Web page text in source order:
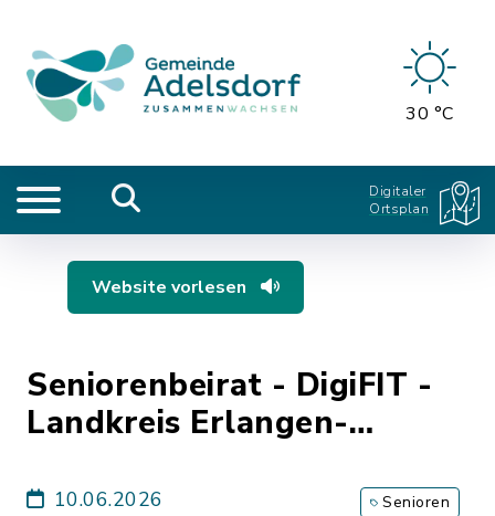
30 °C
Digitaler
Ortsplan
Website vorlesen
Seniorenbeirat - DigiFIT -
Landkreis Erlangen-
10.06.2026
Senioren